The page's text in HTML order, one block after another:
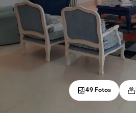
49 Fotos